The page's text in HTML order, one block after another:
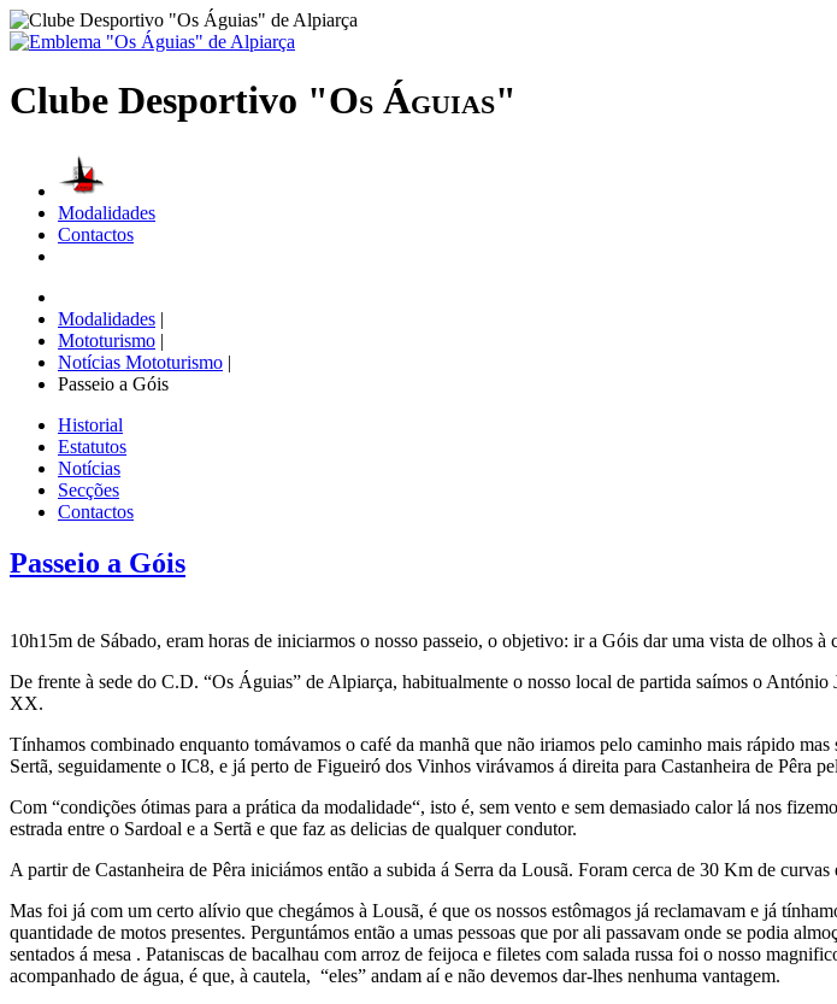
Clube Desportivo "Os Águias"
Modalidades
Contactos
Modalidades |
Mototurismo |
Notícias Mototurismo |
Passeio a Góis
Historial
Estatutos
Notícias
Secções
Contactos
Passeio a Góis
10h15m de Sábado, eram horas de iniciarmos o nosso passeio, o objetivo: ir a Góis dar uma vista de olhos à
De frente à sede do C.D. “Os Águias” de Alpiarça, habitualmente o nosso local de partida saímos o
XX.
Tínhamos combinado enquanto tomávamos o café da manhã que não iriamos pelo caminho mais rápido
Sertã, seguidamente o IC8, e já perto de Figueiró dos Vinhos virávamos á direita para Castanheira de Pêra
Com “condições ótimas para a prática da modalidade“, isto é, sem vento e sem demasiado calor lá nos
estrada entre o Sardoal e a Sertã e que faz as delicias de qualquer condutor.
A partir de Castanheira de Pêra iniciámos então a subida á Serra da Lousã. Foram cerca de 30 Km de
Mas foi já com um certo alívio que chegámos à Lousã, é que os nossos estômagos já reclamavam e já
quantidade de motos presentes. Perguntámos então a umas pessoas que por ali passavam onde se podia
sentados á mesa . Pataniscas de bacalhau com arroz de feijoca e filetes com salada russa foi o nosso
acompanhado de água, é que, à cautela, “eles” andam aí e não devemos dar-lhes nenhuma vantagem.